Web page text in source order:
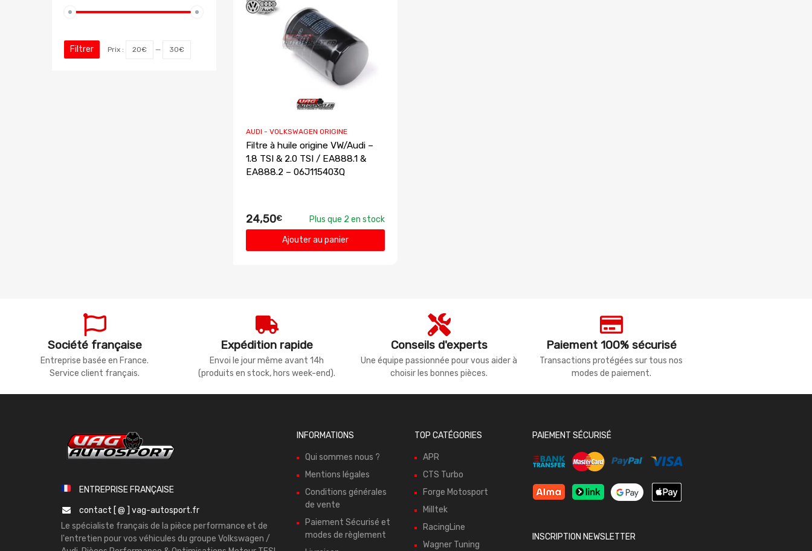
AUDI - VOLKSWAGEN ORIGINE
Filtre à huile origine VW/Audi –
1.8 TSI & 2.0 TSI / EA888.1 &
EA888.2 – 06J115403Q
24,50€
Plus que 2 en stock
Ajouter au panier
Filtrer Prix : 20€ — 30€
Société française
Entreprise basée en France.
Service client français.
Expédition rapide
Envoi le jour même avant 14h
(produits en stock, hors week-end).
Conseils d'experts
Une équipe passionnée pour vous aider à
choisir les bonnes pièces.
Paiement 100% sécurisé
Transactions protégées sur tous nos
modes de paiement.
ENTREPRISE FRANÇAISE
contact [ @ ] vag-autosport.fr
Le spécialiste français de la pièce performance et de
l'entretien pour vos véhicules du groupe Volkswagen /
INFORMATIONS
Qui sommes nous ?
Mentions légales
Conditions générales
de vente
Paiement Sécurisé et
modes de règlement
TOP CATÉGORIES
APR
CTS Turbo
Forge Motosport
Milltek
RacingLine
Wagner Tuning
PAIEMENT SÉCURISÉ
INSCRIPTION NEWSLETTER